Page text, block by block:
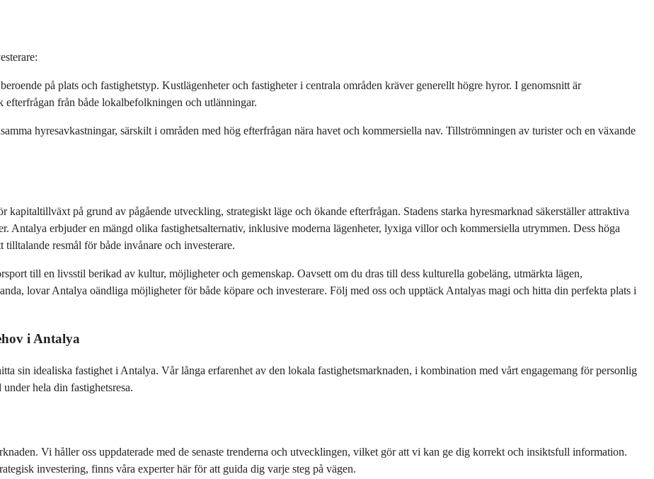
på plats och fastighetstyp. Kustlägenheter och fastigheter i centrala områden kräver generellt högre hyror. I genomsnitt är
från både lokalbefolkningen och utlänningar.
hyresavkastningar, särskilt i områden med hög efterfrågan nära havet och kommersiella nav. Tillströmningen av turister och en växande
på grund av pågående utveckling, strategiskt läge och ökande efterfrågan. Stadens starka hyresmarknad säkerställer attraktiva
Antalya erbjuder en mängd olika fastighetsalternativ, inklusive moderna lägenheter, lyxiga villor och kommersiella utrymmen. Dess höga
resmål för både invånare och investerare.
till en livsstil berikad av kultur, möjligheter och gemenskap. Oavsett om du dras till dess kulturella gobeläng, utmärkta lägen,
lovar Antalya oändliga möjligheter för både köpare och investerare. Följ med oss och upptäck Antalyas magi och hitta din perfekta plats i
i Antalya
sin idealiska fastighet i Antalya. Vår långa erfarenhet av den lokala fastighetsmarknaden, i kombination med vårt engagemang för personlig
hela din fastighetsresa.
Vi håller oss uppdaterade med de senaste trenderna och utvecklingen, vilket gör att vi kan ge dig korrekt och insiktsfull information.
investering, finns våra experter här för att guida dig varje steg på vägen.